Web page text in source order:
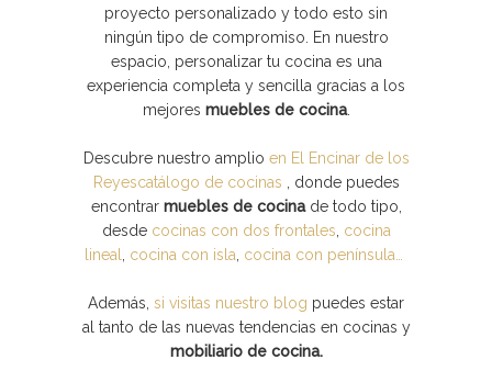
proyecto personalizado y todo esto sin
ningún tipo de compromiso. En nuestro
espacio, personalizar tu cocina es una
experiencia completa y sencilla gracias a los
mejores muebles de cocina.
Descubre nuestro amplio en El Encinar de los
Reyescatálogo de cocinas , donde puedes
encontrar muebles de cocinade todo tipo,
desde cocinas con dos frontales, cocina
lineal, cocina con isla, cocina con península…
Además, si visitas nuestro blog puedes estar
al tanto de las nuevas tendencias en cocinas y
mobiliario de cocina.